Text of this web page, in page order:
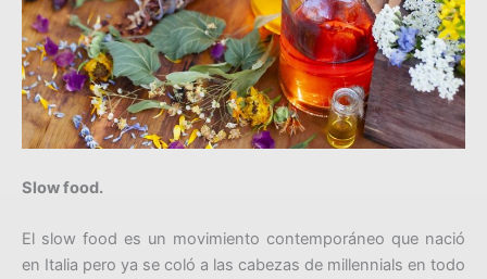
Slow food.
El slow food es un movimiento contemporáneo que nació
en Italia pero ya se coló a las cabezas de millennials en todo